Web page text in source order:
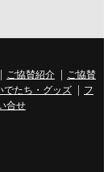
ご協賛紹介
ご協賛
でたち・グッズ
フ
合せ